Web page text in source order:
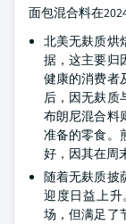
面包混合料在
北美无麸质烘
据，这主要归
健康的消费者
后，因无麸质
布朗尼混合料
准备的零食。
好，因其在周
随着无麸质披
迎度日益上
场，但满足了